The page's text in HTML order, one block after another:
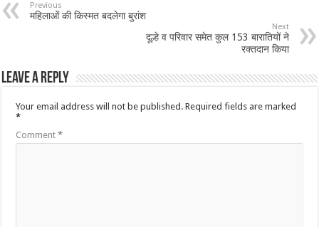
Previous
महिलाओं की किस्मत बदलेगा बुरांश
Next
दूल्हे व परिवार समेत कुल 153 बारातियों ने
रक्तदान किया
Leave a Reply
Your email address will not be published. Required fields are marked
*
Comment*